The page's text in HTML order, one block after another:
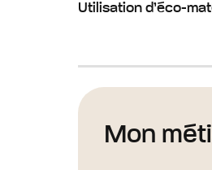
Utilisation d’éco-
Mon